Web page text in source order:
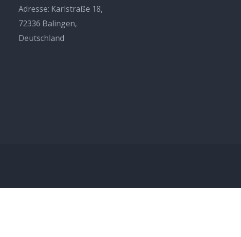
Adresse: Karlstraße 18,
72336 Balingen,
Deutschland